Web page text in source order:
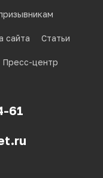
сайта Статьи
Пресс-центр
61